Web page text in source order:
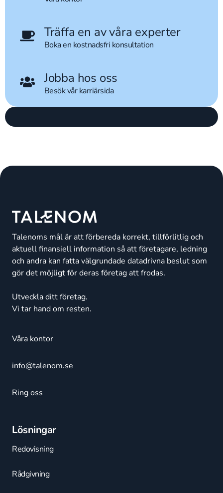
Träffa en av våra experter
Boka en kostnadsfri konsultation
Jobba hos oss
Besök vår karriärsida
Talenoms mål är att förbereda korrekt, tillförlitlig och
aktuell finansiell information så att företagare, ledning
och andra kan fatta välgrundade datadrivna beslut som
gör det möjligt för deras företag att frodas.
Utveckla ditt företag.
Vi tar hand om resten.
Våra kontor
info@talenom.se
Ring oss
Lösningar
Redovisning
Rådgivning